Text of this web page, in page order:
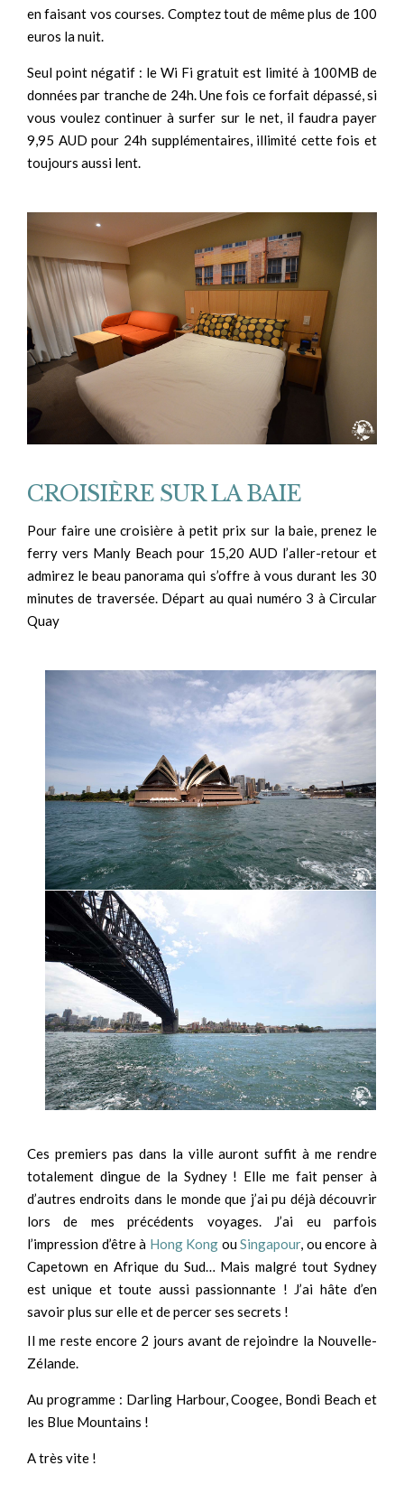
en faisant vos courses. Comptez tout de même plus de 100
euros la nuit.
Seul point négatif : le Wi Fi gratuit est limité à 100MB de
données par tranche de 24h. Une fois ce forfait dépassé, si
vous voulez continuer à surfer sur le net, il faudra payer
9,95 AUD pour 24h supplémentaires, illimité cette fois et
toujours aussi lent.
CROISIÈRE SUR LA BAIE
Pour faire une croisière à petit prix sur la baie, prenez le
ferry vers Manly Beach pour 15,20 AUD l’aller-retour et
admirez le beau panorama qui s’offre à vous durant les 30
minutes de traversée. Départ au quai numéro 3 à Circular
Quay
Ces premiers pas dans la ville auront suffit à me rendre
totalement dingue de la Sydney ! Elle me fait penser à
d’autres endroits dans le monde que j’ai pu déjà découvrir
lors de mes précédents voyages. J’ai eu parfois
l’impression d’être à Hong Kong ouSingapour, ou encore à
Capetown en Afrique du Sud… Mais malgré tout Sydney
est unique et toute aussi passionnante ! J’ai hâte d’en
savoir plus sur elle et de percer ses secrets !
Il me reste encore 2 jours avant de rejoindre la Nouvelle-
Zélande.
Au programme : Darling Harbour, Coogee, Bondi Beach et
les Blue Mountains !
A très vite !